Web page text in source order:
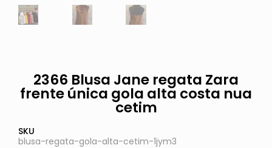
2366 Blusa Jane regata Zara
frente única gola alta costa nua
cetim
SKU
blusa-regata-gola-alta-cetim-1jym3